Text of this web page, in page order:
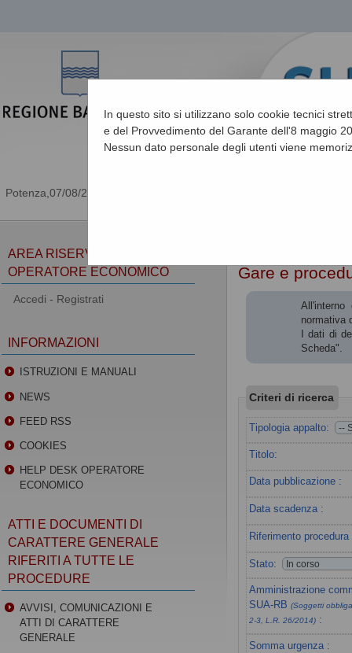
07/08/2026 04:20
In questo sito si utilizzano solo cookie tecnici
e del Provvedimento del Garante dell'8 maggio
Nessun dato personale degli utenti viene
Gare e
normativa
I dati di
Scheda".
Criteri di ricerca
Tipologia appalto:
Titolo:
Data pubblicazione :
Data scadenza :
Riferimento procedura
Stato:
Amministrazione
SUA-RB(Soggetti
2-3, L.R. 26/2014) :
Somma urgenza :
AREA RISERVATA
OPERATORE ECONOMICO
Accedi - Registrati
INFORMAZIONI
ISTRUZIONI E MANUALI
NEWS
FEED RSS
COOKIES
HELP DESK OPERATORE
ECONOMICO
ATTI E DOCUMENTI DI
CARATTERE GENERALE
RIFERITI A TUTTE LE
PROCEDURE
AVVISI, COMUNICAZIONI E
ATTI DI CARATTERE
GENERALE